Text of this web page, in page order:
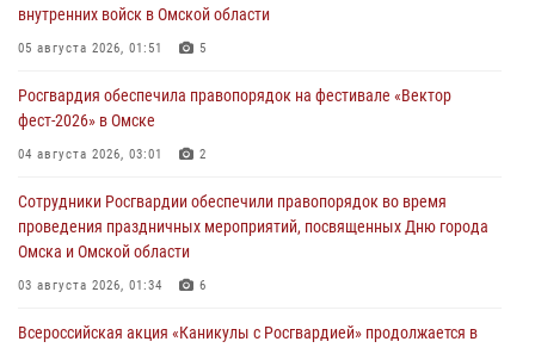
внутренних войск в Омской области
05 августа 2026, 01:51 5
Росгвардия обеспечила правопорядок на фестивале «Вектор
фест-2026» в Омске
04 августа 2026, 03:01 2
Сотрудники Росгвардии обеспечили правопорядок во время
проведения праздничных мероприятий, посвященных Дню города
Омска и Омской области
03 августа 2026, 01:34 6
Всероссийская акция «Каникулы с Росгвардией» продолжается в